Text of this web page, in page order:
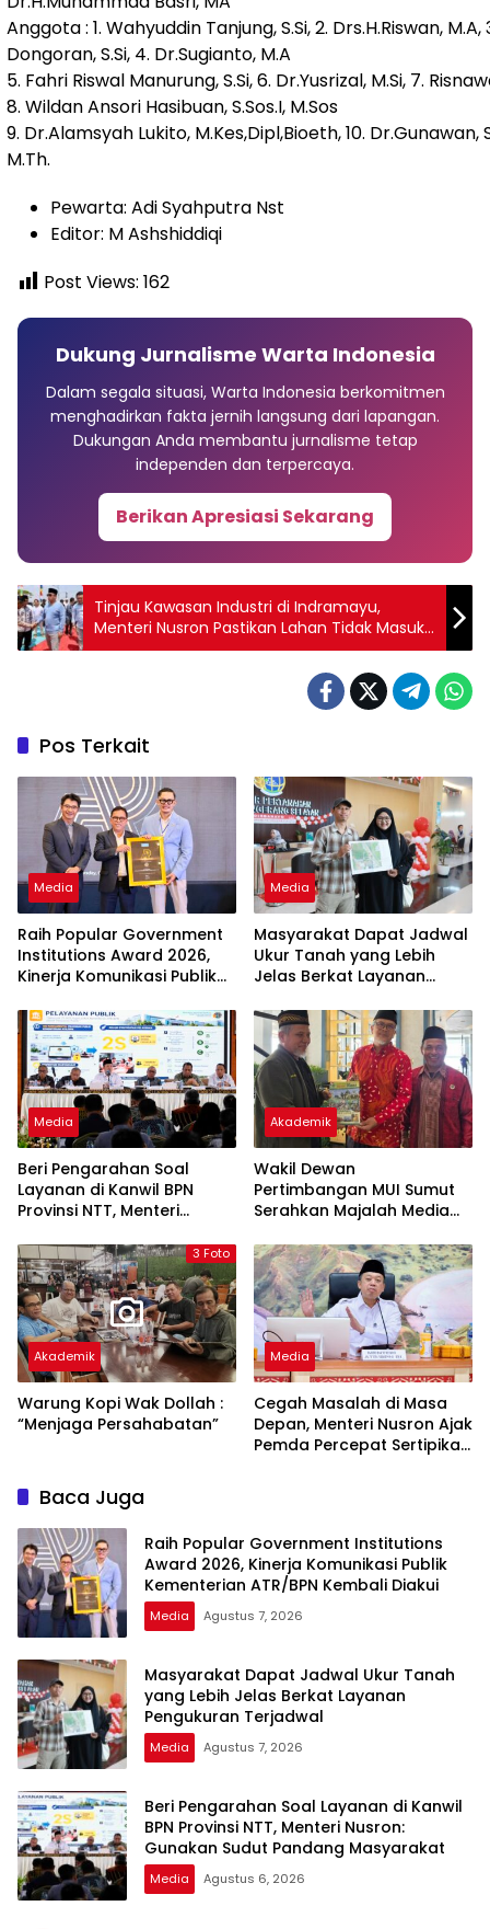
Anggota : 1. Wahyuddin Tanjung, S.Si, 2. Drs.H.Riswan, M.A,
Dongoran, S.Si, 4. Dr.Sugianto, M.A
5. Fahri Riswal Manurung, S.Si, 6. Dr.Yusrizal, M.Si, 7.
8. Wildan Ansori Hasibuan, S.Sos.I, M.Sos
9. Dr.Alamsyah Lukito, M.Kes,Dipl,Bioeth, 10. Dr.Gunawan,
M.Th.
Pewarta: Adi Syahputra Nst
Editor: M Ashshiddiqi
Post Views: 162
Dukung Jurnalisme Warta Indonesia
Dalam segala situasi, Warta Indonesia berkomitmen
menghadirkan fakta jernih langsung dari lapangan.
Dukungan Anda membantu jurnalisme tetap
independen dan terpercaya.
Berikan Apresiasi Sekarang
Tinjau Kawasan Industri di Indramayu,
Menteri Nusron Pastikan Lahan Tidak Masuk
ke LSD
Pos Terkait
Media
Raih Popular Government
Institutions Award 2026,
Kinerja Komunikasi Publik
Kembali Diakui
Media
Masyarakat Dapat Jadwal
Ukur Tanah yang Lebih
Jelas Berkat Layanan
Media
Beri Pengarahan Soal
Layanan di Kanwil BPN
Provinsi NTT, Menteri
Pandang Masyarakat
Akademik
Wakil Dewan
Pertimbangan MUI Sumut
Serahkan Majalah Media
Ketum PP Persis di Balige
3 Foto
Akademik
Warung Kopi Wak Dollah :
“Menjaga Persahabatan”
Media
Cegah Masalah di Masa
Depan, Menteri Nusron Ajak
Pemda Percepat Sertipikasi
Baca Juga
Raih Popular Government Institutions
Award 2026, Kinerja Komunikasi Publik
Kementerian ATR/BPN Kembali Diakui
Media Agustus 7, 2026
Masyarakat Dapat Jadwal Ukur Tanah
yang Lebih Jelas Berkat Layanan
Pengukuran Terjadwal
Media Agustus 7, 2026
Beri Pengarahan Soal Layanan di Kanwil
BPN Provinsi NTT, Menteri Nusron:
Gunakan Sudut Pandang Masyarakat
Media Agustus 6, 2026